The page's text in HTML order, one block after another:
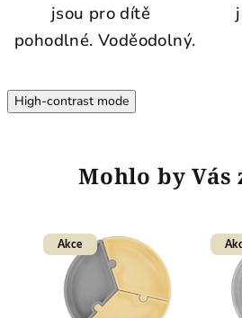
jsou pro dítě
pohodlné.Voděodolný.
High-contrast mode
Mohlo by
Akce